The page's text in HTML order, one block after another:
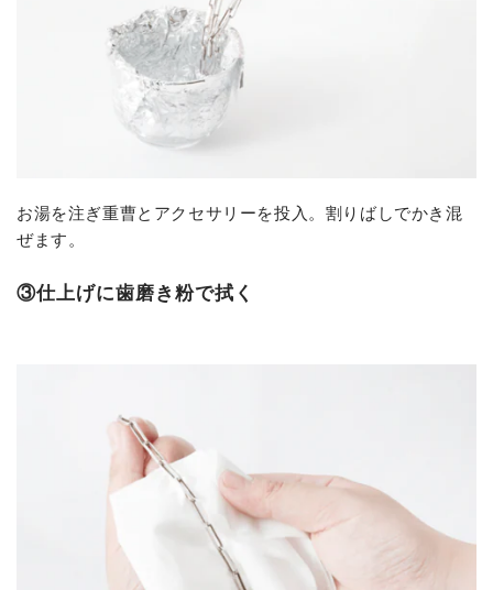
お湯を注ぎ重曹とアクセサリーを投入。割りばしでかき混
ぜます。
③仕上げに歯磨き粉で拭く